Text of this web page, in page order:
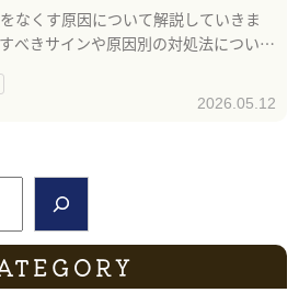
なくす原因について解説していきま
べきサインや原因別の対処法について
2026.05.12